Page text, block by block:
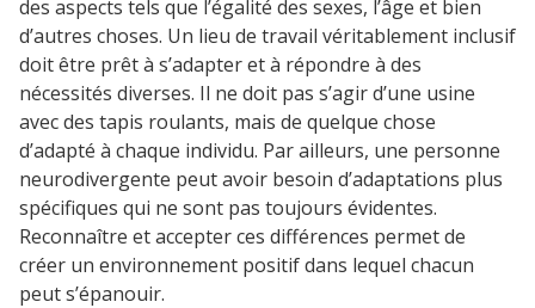
des aspects tels que l’égalité des sexes, l’âge et bien
d’autres choses. Un lieu de travail véritablement inclusif
doit être prêt à s’adapter et à répondre à des
nécessités diverses. Il ne doit pas s’agir d’une usine
avec des tapis roulants, mais de quelque chose
d’adapté à chaque individu. Par ailleurs, une personne
neurodivergente peut avoir besoin d’adaptations plus
spécifiques qui ne sont pas toujours évidentes.
Reconnaître et accepter ces différences permet de
créer un environnement positif dans lequel chacun
peut s’épanouir.